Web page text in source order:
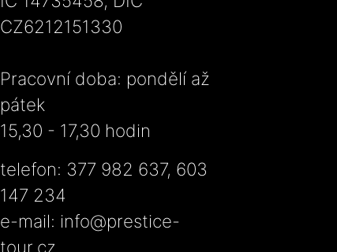
CZ6212151330
Pracovní doba: pondělí až
pátek
15,30 - 17,30 hodin
telefon: 377 982 637, 603
147 234
e-mail: info@prestice-
tour.cz